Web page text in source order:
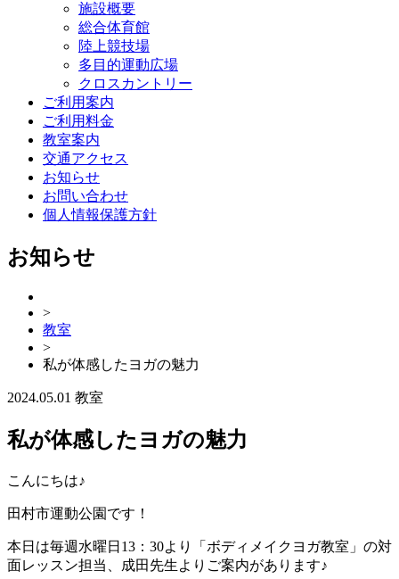
施設概要
総合体育館
陸上競技場
多目的運動広場
クロスカントリー
ご利用案内
ご利用料金
教室案内
交通アクセス
お知らせ
お問い合わせ
個人情報保護方針
お知らせ
>
教室
>
私が体感したヨガの魅力
2024.05.01 教室
私が体感したヨガの魅力
こんにちは♪
田村市運動公園です！
本日は毎週水曜日13：30より「ボディメイクヨガ教室」の対
面レッスン担当、成田先生よりご案内があります♪